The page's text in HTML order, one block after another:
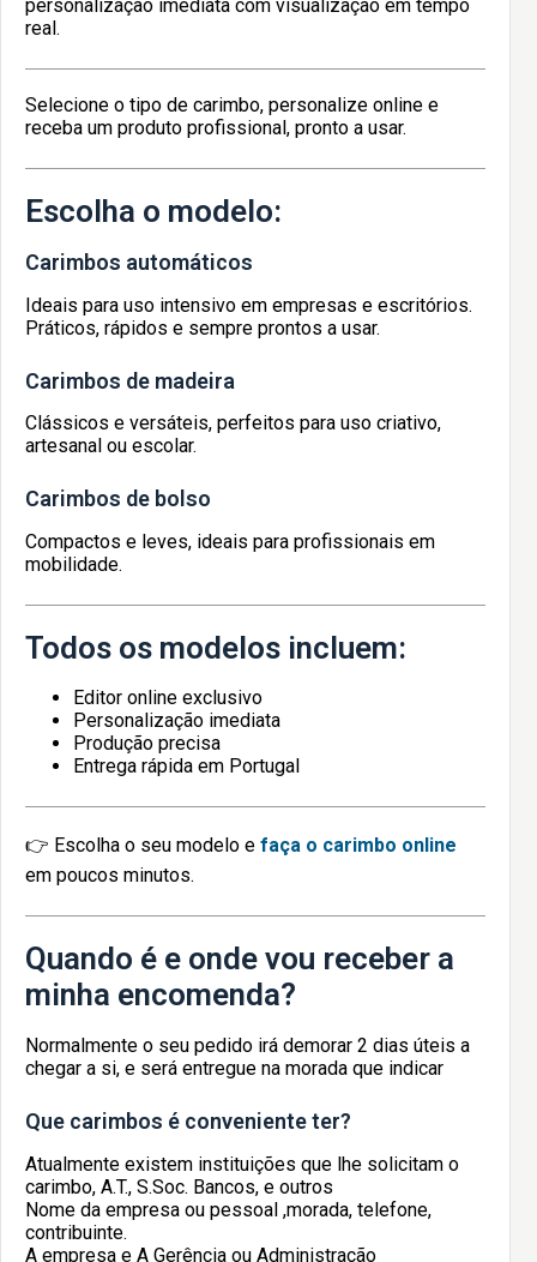
personalização imediata com visualização em tempo
real.
Selecione o tipo de carimbo, personalize online e
receba um produto profissional, pronto a usar.
Escolha o modelo:
Carimbos automáticos
Ideais para uso intensivo em empresas e escritórios.
Práticos, rápidos e sempre prontos a usar.
Carimbos de madeira
Clássicos e versáteis, perfeitos para uso criativo,
artesanal ou escolar.
Carimbos de bolso
Compactos e leves, ideais para profissionais em
mobilidade.
Todos os modelos incluem:
Editor online exclusivo
Personalização imediata
Produção precisa
Entrega rápida em Portugal
👉 Escolha o seu modelo e faça o carimbo online
em poucos minutos.
Quando é e onde vou receber a
minha encomenda?
Normalmente o seu pedido irá demorar 2 dias úteis a
chegar a si, e será entregue na morada que indicar
Que carimbos é conveniente ter?
Atualmente existem instituições que lhe solicitam o
carimbo, A.T., S.Soc. Bancos, e outros
Nome da empresa ou pessoal ,morada, telefone,
contribuinte.
A empresa e A Gerência ou Administração